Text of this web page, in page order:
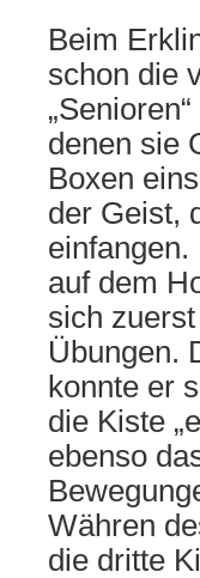
Beim
schon die
denen sie
Boxen
der Geist,
auf dem
sich
Übungen.
konnte er
die Kiste
ebenso
Währen
die dritte